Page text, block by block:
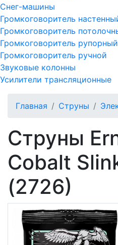
Снег-машины
Громкоговоритель
Громкоговоритель
Громкоговоритель рупорный
Громкоговоритель ручной
Звуковые колонны
Усилители трансляционные
Главная Струны
Струны
Cobalt
(2726)